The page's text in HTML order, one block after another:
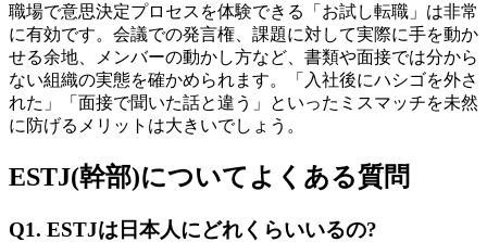
職場で意思決定プロセスを体験できる「お試し転職」は非常
に有効です。会議での発言権、課題に対して実際に手を動か
せる余地、メンバーの動かし方など、書類や面接では分から
ない組織の実態を確かめられます。「入社後にハシゴを外さ
れた」「面接で聞いた話と違う」といったミスマッチを未然
に防げるメリットは大きいでしょう。
ESTJ(幹部)についてよくある質問
Q1. ESTJは日本人にどれくらいいるの?